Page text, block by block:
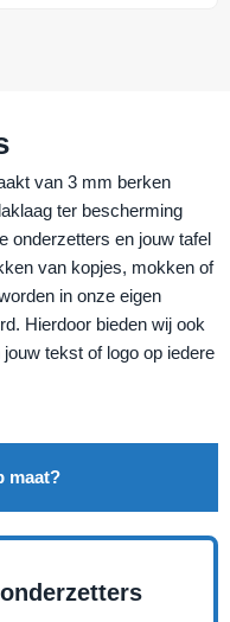
van 3 mm berken
ter bescherming
onderzetters en jouw tafel
van kopjes, mokken of
in onze eigen
Hierdoor bieden wij ook
tekst of logo op iedere
maat?